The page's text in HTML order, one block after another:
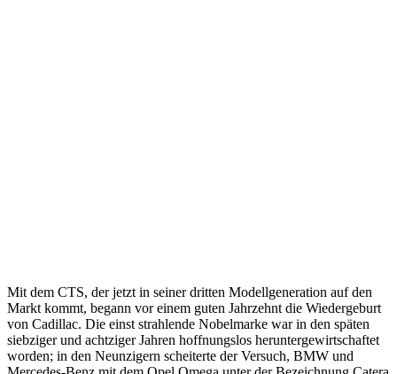
Mit dem CTS, der jetzt in seiner dritten Modellgeneration auf den
Markt kommt, begann vor einem guten Jahrzehnt die Wiedergeburt
von Cadillac. Die einst strahlende Nobelmarke war in den späten
siebziger und achtziger Jahren hoffnungslos heruntergewirtschaftet
worden; in den Neunzigern scheiterte der Versuch, BMW und